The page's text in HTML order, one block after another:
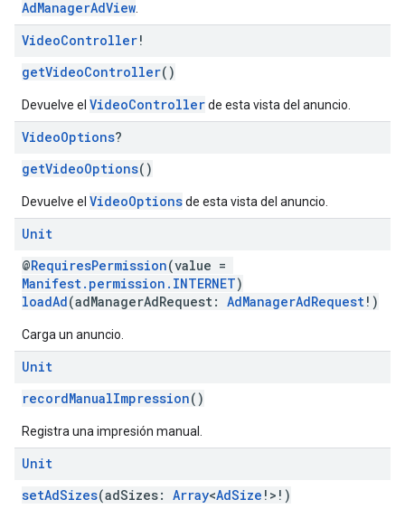
AdManagerAdView
VideoController!
getVideoController()
Devuelve el VideoControllerde esta vista del anuncio.
VideoOptions?
getVideoOptions()
Devuelve el VideoOptionsde esta vista del anuncio.
Unit
@RequiresPermission(value =
Manifest.permission.INTERNET)
loadAd(adManagerAdRequest: AdManagerAdRequest!)
Carga un anuncio.
Unit
recordManualImpression()
Registra una impresión manual.
Unit
setAdSizes(adSizes: Array<AdSize !>!)